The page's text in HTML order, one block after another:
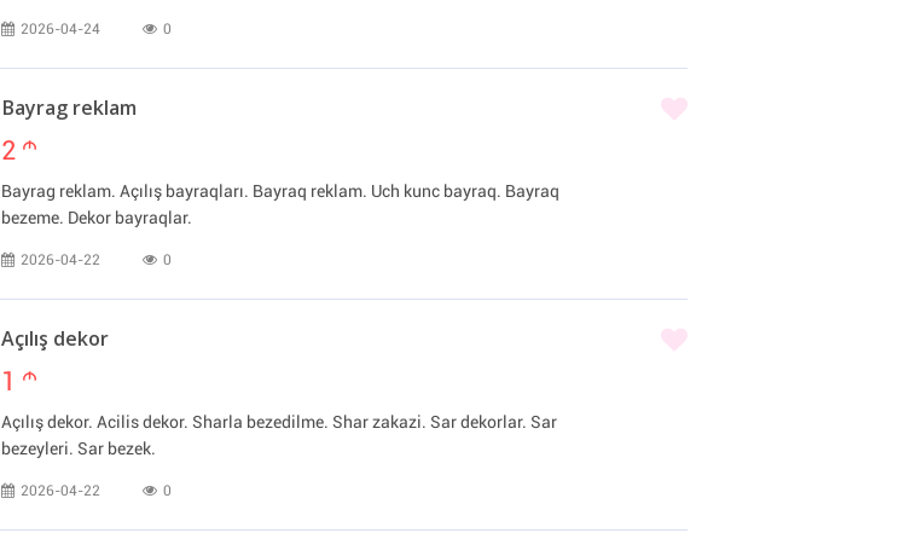
2026-04-24 0
Bayrag reklam
2 m
Bayrag reklam. Açılış bayraqları. Bayraq reklam. Uch kunc bayraq. Bayraq
bezeme. Dekor bayraqlar.
2026-04-22 0
Açılış dekor
1 m
Açılış dekor. Acilis dekor. Sharla bezedilme. Shar zakazi. Sar dekorlar. Sar
bezeyleri. Sar bezek.
2026-04-22 0